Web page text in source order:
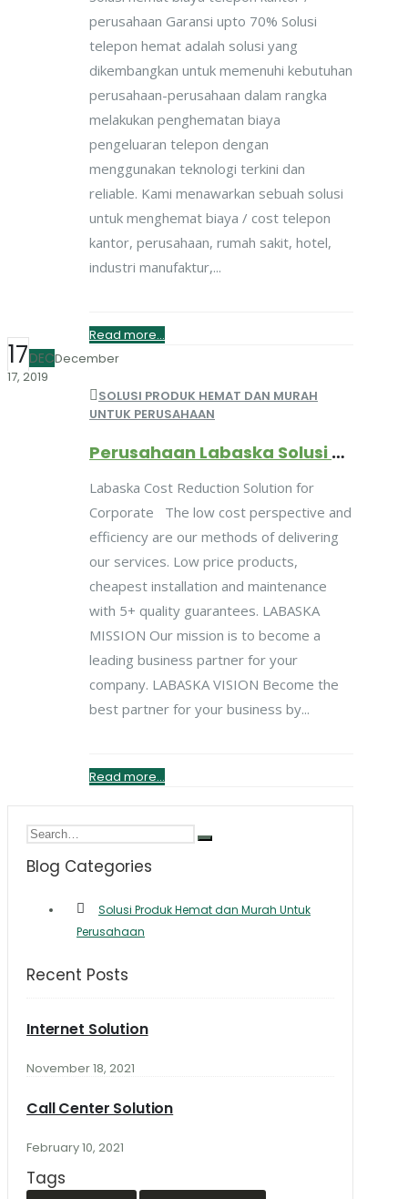
perusahaan Garansi upto 70% Solusi
telepon hemat adalah solusi yang
dikembangkan untuk memenuhi kebutuhan
perusahaan-perusahaan dalam rangka
melakukan penghematan biaya
pengeluaran telepon dengan
menggunakan teknologi terkini dan
reliable. Kami menawarkan sebuah solusi
untuk menghemat biaya / cost telepon
kantor, perusahaan, rumah sakit, hotel,
industri manufaktur,...
Read more...
17DECDecember
17, 2019
SOLUSI PRODUK HEMAT DAN MURAH
UNTUK PERUSAHAAN
Perusahaan Labaska Solusi Biaya Hemat Kantor
Labaska Cost Reduction Solution for
Corporate The low cost perspective and
efficiency are our methods of delivering
our services. Low price products,
cheapest installation and maintenance
with 5+ quality guarantees. LABASKA
MISSION Our mission is to become a
leading business partner for your
company. LABASKA VISION Become the
best partner for your business by...
Read more...
Blog Categories
Solusi Produk Hemat dan Murah Untuk
Perusahaan
Recent Posts
Internet Solution
November 18, 2021
Call Center Solution
February 10, 2021
Tags